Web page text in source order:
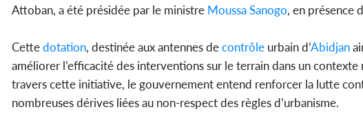
Attoban, a été présidée par le ministre Moussa Sanogo, en présence
Cettedotation, destinée aux antennes decontrôle urbain d’Abidjan
améliorer l’efficacité des interventions sur le terrain dans un
travers cette initiative, le gouvernement entend renforcer la lutte
nombreuses dérives liées au non-respect des règles d’urbanisme.